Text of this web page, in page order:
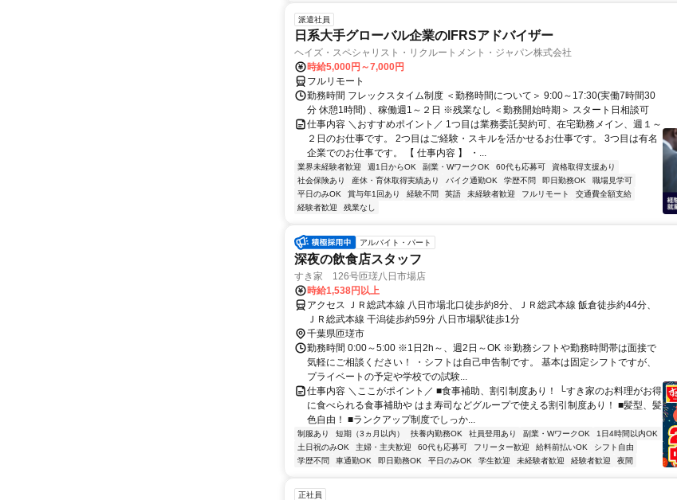
派遣社員
日系大手グローバル企業のIFRSアドバイザー
ヘイズ・スペシャリスト・リクルートメント・ジャパン株式会社
時給5,000円～7,000円
フルリモート
勤務時間 フレックスタイム制度 ＜勤務時間について＞ 9:00～17:30(実働7時間30
分 休憩1時間) 、稼働週1～２日 ※残業なし ＜勤務開始時期＞ スタート日相談可
仕事内容 ＼おすすめポイント／ 1つ目は業務委託契約可、在宅勤務メイン、週１～
２日のお仕事です。 2つ目はご経験・スキルを活かせるお仕事です。 3つ目は有名
企業でのお仕事です。 【 仕事内容 】 ・...
業界未経験者歓迎 週1日からOK 副業・WワークOK 60代も応募可
資格取得支援あり
社会保険あり
産休・育休取得実績あり バイク通勤OK 学歴不問 即日勤務OK
職場見学可
平日のみOK
賞与年1回あり 経験不問 英語 未経験者歓迎 フルリモート
交通費全額支給
経験者歓迎
残業なし
アルバイト・パート
深夜の飲食店スタッフ
すき家 126号匝瑳八日市場店
時給1,538円以上
アクセス ＪＲ総武本線 八日市場北口徒歩約8分、ＪＲ総武本線 飯倉徒歩約44分、
ＪＲ総武本線 干潟徒歩約59分 八日市場駅徒歩1分
千葉県匝瑳市
勤務時間 0:00～5:00 ※1日2h～、週2日～OK ※勤務シフトや勤務時間帯は面接で
気軽にご相談ください！ ・シフトは自己申告制です。 基本は固定シフトですが、
プライベートの予定や学校での試験...
仕事内容 ＼ここがポイント／ ■食事補助、割引制度あり！ └すき家のお料理がお得
に食べられる食事補助や はま寿司などグループで使える割引制度あり！ ■髪型、髪
色自由！ ■ランクアップ制度でしっか...
制服あり 短期（3ヵ月以内） 扶養内勤務OK 社員登用あり 副業・WワークOK
1日4時間以内OK
土日祝のみOK
主婦・主夫歓迎 60代も応募可 フリーター歓迎 給料前払いOK
シフト自由
学歴不問
車通勤OK 即日勤務OK 平日のみOK 学生歓迎 未経験者歓迎 経験者歓迎 夜間
正社員